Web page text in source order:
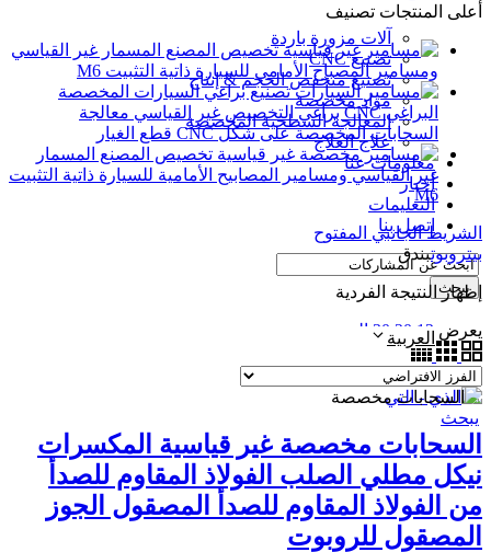
آلات مزورة باردة
تصنيع CNC
تصنيع منخفض الحجم & إنتاج
مواد مخصصة
المعالجة السطحية المخصصة
علاج العلاج
معلومات عنا
أخبار
التعليمات
اتصل بنا
يبحث
العربية
قائمة طعام
يبحث
أعلى المنتجات تصنيف
تخصيص المصنع المسمار غير القياسي
ومسامير المصباح الأمامي للسيارة ذاتية التثبيت M6
تصنيع براغي السيارات المخصصة
البراغي CNC براغي التخصيص غير القياسي معالجة
السحابات المخصصة على شكل CNC قطع الغيار
تخصيص المصنع المسمار
غير القياسي ومسامير المصابيح الأمامية للسيارة ذاتية التثبيت
M6
الشريط الجانبي المفتوح
بيتروبوتبندق
إظهار النتيجة الفردية
يعرض 12
20
30 الجميع
السحابات مخصصة غير قياسية المكسرات
نيكل مطلي الصلب الفولاذ المقاوم للصدأ
من الفولاذ المقاوم للصدأ المصقول الجوز
المصقول للروبوت